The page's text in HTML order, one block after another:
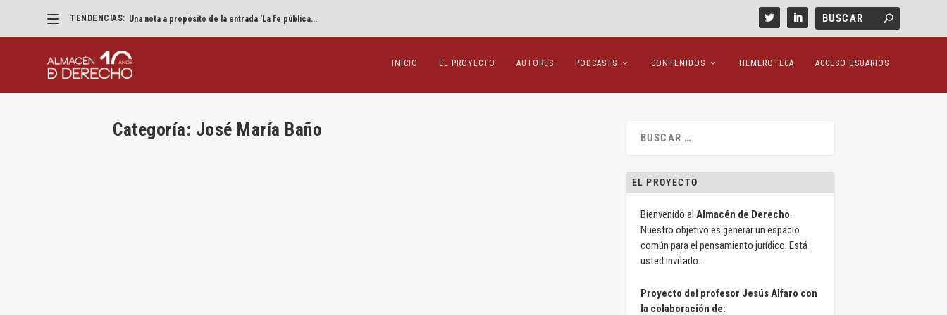
TENDENCIAS: Una nota a propósito de la entrada ‘La fe pública...
INICIO EL PROYECTO AUTORES PODCASTS CONTENIDOS HEMEROTECA ACCESO USUARIOS
Categoría: José María Baño
EL PROYECTO
Bienvenido al Almacén de Derecho.
Nuestro objetivo es generar un espacio
común para el pensamiento jurídico. Está
usted invitado.
Proyecto del profesor Jesús Alfaro con
la colaboración de: